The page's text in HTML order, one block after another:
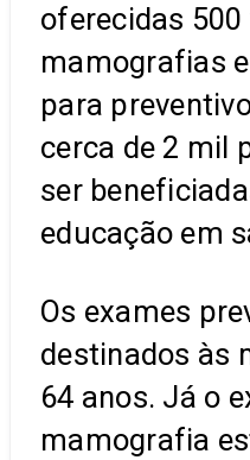
oferecidas
mamografias
para
cerca de 2 mil
ser
educação em
Os exames
destinados às
64 anos. Já o
mamografia